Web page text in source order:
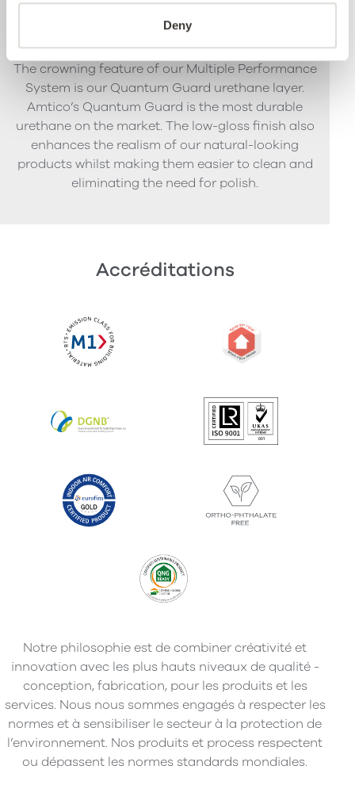
Deny
Quantum Guard
The crowning feature of our Multiple Performance
System is our Quantum Guard urethane layer.
Amtico’s Quantum Guard is the most durable
urethane on the market. The low-gloss finish also
enhances the realism of our natural-looking
products whilst making them easier to clean and
eliminating the need for polish.
Accréditations
Notre philosophie est de combiner créativité et
innovation avec les plus hauts niveaux de qualité -
conception, fabrication, pour les produits et les
services. Nous nous sommes engagés à respecter les
normes et à sensibiliser le secteur à la protection de
l’environnement. Nos produits et process respectent
ou dépassent les normes standards mondiales.